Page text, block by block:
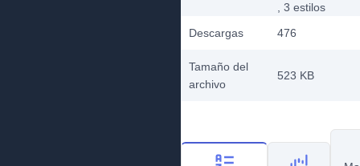
, 3 estilos
Descargas
476
Tamaño del
archivo
523 KB